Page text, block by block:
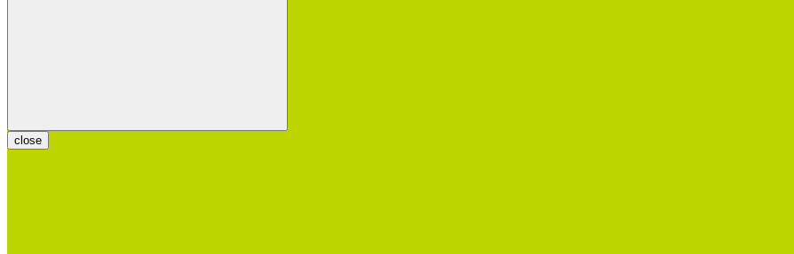
close